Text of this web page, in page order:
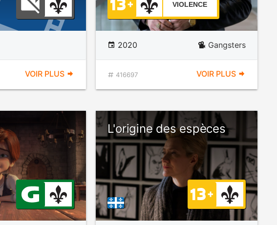
VOIR PLUS
VIOLENCE
2020 Gangsters
416697 VOIR PLUS
L'origine des espèces